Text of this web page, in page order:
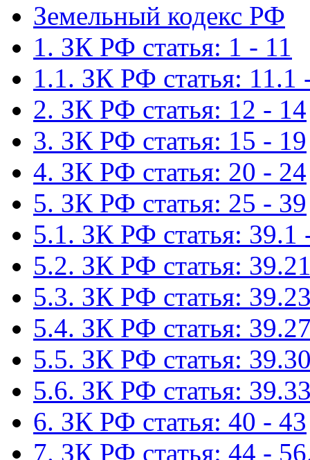
Земельный кодекс РФ
1. ЗК РФ статья: 1 - 11
1.1. ЗК РФ статья: 11.1
2. ЗК РФ статья: 12 - 14
3. ЗК РФ статья: 15 - 19
4. ЗК РФ статья: 20 - 24
5. ЗК РФ статья: 25 - 39
5.1. ЗК РФ статья: 39.1
5.2. ЗК РФ статья:
5.3. ЗК РФ статья:
5.4. ЗК РФ статья:
5.5. ЗК РФ статья:
5.6. ЗК РФ статья:
6. ЗК РФ статья: 40 - 43
7. ЗК РФ статья: 44 -